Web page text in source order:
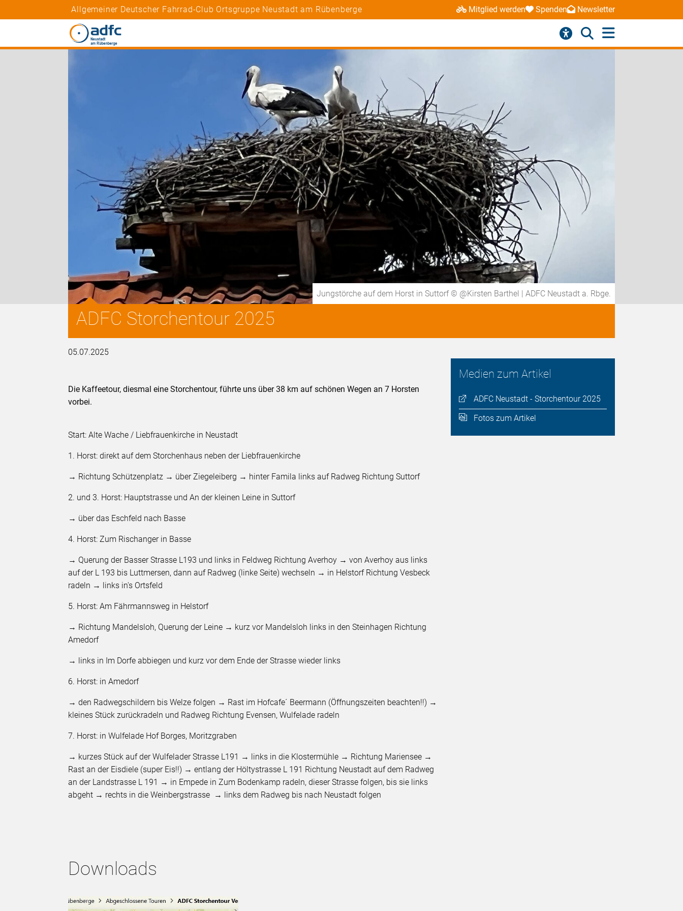
Allgemeiner Deutscher Fahrrad-Club Ortsgruppe Neustadt am Rübenberge Mitglied werden Spenden Newsletter
Jungstörche auf dem Horst in Suttorf © @Kirsten Barthel | ADFC Neustadt a. Rbge.
ADFC Storchentour 2025
05.07.2025
Medien zum Artikel
ADFC Neustadt - Storchentour 2025
Fotos zum Artikel
Die Kaffeetour, diesmal eine Storchentour, führte uns über 38 km auf schönen Wegen an 7 Horsten
vorbei.
Start: Alte Wache / Liebfrauenkirche in Neustadt
1. Horst: direkt auf dem Storchenhaus neben der Liebfrauenkirche
→ Richtung Schützenplatz → über Ziegeleiberg → hinter Famila links auf Radweg Richtung Suttorf
2. und 3. Horst: Hauptstrasse und An der kleinen Leine in Suttorf
→ über das Eschfeld nach Basse
4. Horst: Zum Rischanger in Basse
→ Querung der Basser Strasse L193 und links in Feldweg Richtung Averhoy → von Averhoy aus links
auf der L 193 bis Luttmersen, dann auf Radweg (linke Seite) wechseln → in Helstorf Richtung Vesbeck
radeln → links in's Ortsfeld
5. Horst: Am Fährmannsweg in Helstorf
→ Richtung Mandelsloh, Querung der Leine → kurz vor Mandelsloh links in den Steinhagen Richtung
Amedorf
→ links in Im Dorfe abbiegen und kurz vor dem Ende der Strasse wieder links
6. Horst: in Amedorf
→ den Radwegschildern bis Welze folgen → Rast im Hofcafe´ Beermann (Öffnungszeiten beachten!!) →
kleines Stück zurückradeln und Radweg Richtung Evensen, Wulfelade radeln
7. Horst: in Wulfelade Hof Borges, Moritzgraben
→ kurzes Stück auf der Wulfelader Strasse L191 → links in die Klostermühle → Richtung Mariensee →
Rast an der Eisdiele (super Eis!!) → entlang der Höltystrasse L 191 Richtung Neustadt auf dem Radweg
an der Landstrasse L 191 → in Empede in Zum Bodenkamp radeln, dieser Strasse folgen, bis sie links
abgeht → rechts in die Weinbergstrasse → links dem Radweg bis nach Neustadt folgen
Downloads